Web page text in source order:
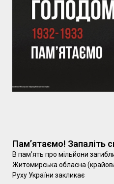
Пам’ятаємо! Запаліть
В пам’ять про мільйони
Житомирська обласна
Руху України закликає